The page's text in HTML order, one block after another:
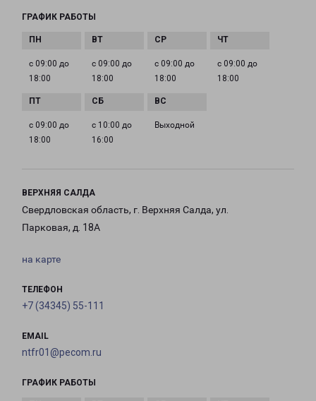
ГРАФИК РАБОТЫ
с 09:00 до
18:00
с 09:00 до
18:00
с 09:00 до
18:00
с 09:00 до
18:00
с 09:00 до
18:00
с 10:00 до
16:00
Выходной
ВЕРХНЯЯ САЛДА
Свердловская область, г. Верхняя Салда, ул.
Парковая, д. 18А
на карте
ТЕЛЕФОН
+7 (34345) 55-111
EMAIL
ntfr01@pecom.ru
ГРАФИК РАБОТЫ